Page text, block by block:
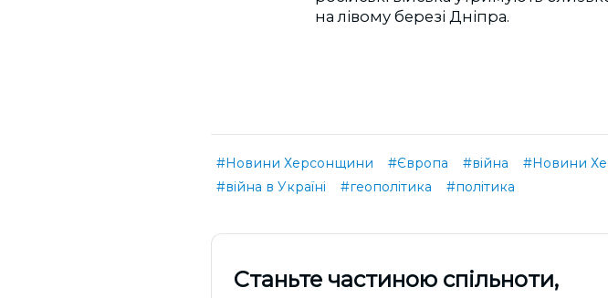
на лівому березі Дніпра.
#Новини Херсонщини #Європа #війна #Новини
#війна в Україні
#геополітика #політика
Cтаньте частиною спільноти,